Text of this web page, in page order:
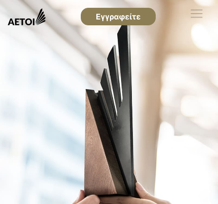
Εγγραφείτε